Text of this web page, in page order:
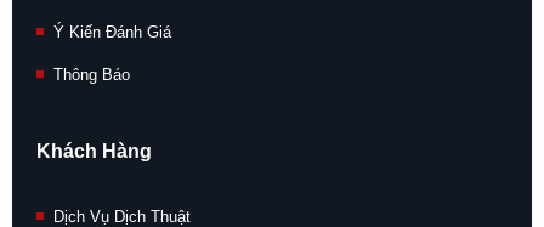
Ý Kiến Đánh Giá
Thông Báo
Khách Hàng
Dịch Vụ Dịch Thuật